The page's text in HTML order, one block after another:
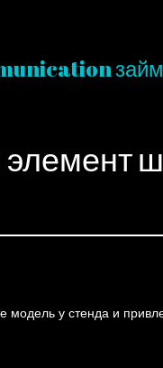
модель у стенда и